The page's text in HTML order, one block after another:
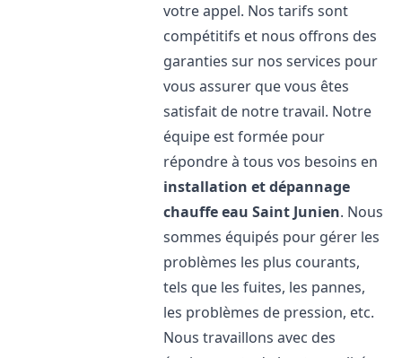
votre appel. Nos tarifs sont
compétitifs et nous offrons des
garanties sur nos services pour
vous assurer que vous êtes
satisfait de notre travail. Notre
équipe est formée pour
répondre à tous vos besoins en
installation et dépannage
chauffe eau Saint Junien. Nous
sommes équipés pour gérer les
problèmes les plus courants,
tels que les fuites, les pannes,
les problèmes de pression, etc.
Nous travaillons avec des